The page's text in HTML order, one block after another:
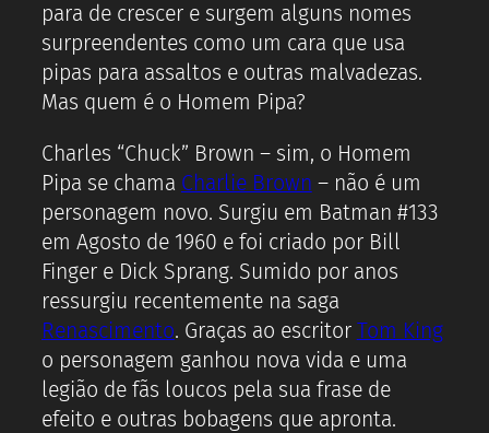
para de crescer e surgem alguns nomes
surpreendentes como um cara que usa
pipas para assaltos e outras malvadezas.
Mas quem é o Homem Pipa?
Charles “Chuck” Brown – sim, o Homem
Pipa se chama Charlie Brown – não é um
personagem novo. Surgiu em Batman #133
em Agosto de 1960 e foi criado por Bill
Finger e Dick Sprang. Sumido por anos
ressurgiu recentemente na saga
Renascimento. Graças ao escritor Tom King
o personagem ganhou nova vida e uma
legião de fãs loucos pela sua frase de
efeito e outras bobagens que apronta.